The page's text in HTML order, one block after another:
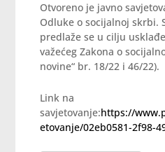
Otvoreno je javno
Odluke o socijalnoj skrbi.
predlaže se u cilju
važećeg Zakona o
novine“ br. 18/22 i 46/22).
Link na
savjetovanje:https://
etovanje/02eb0581-2f98-